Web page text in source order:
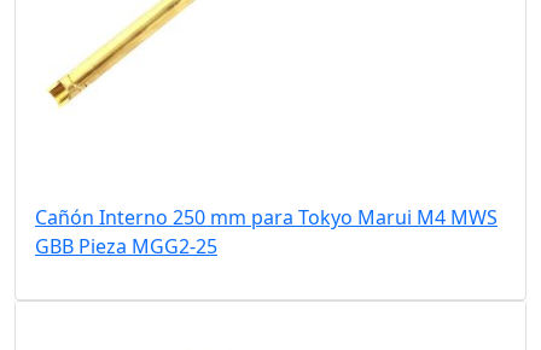
Cañón Interno 250 mm para Tokyo Marui M4 MWS
GBB Pieza MGG2-25